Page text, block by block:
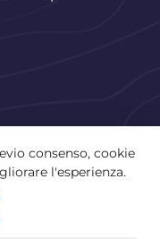
Lorenzo
| Powered by
consenso, cookie
l'esperienza.